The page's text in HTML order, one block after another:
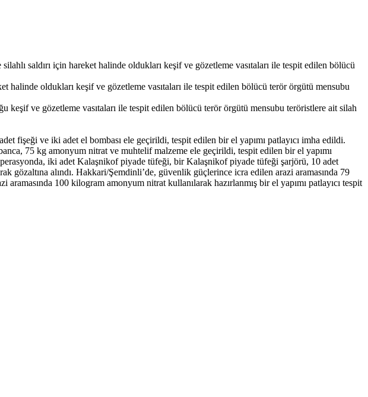
saldırı için hareket halinde oldukları keşif ve gözetleme vasıtaları ile tespit edilen bölücü
halinde oldukları keşif ve gözetleme vasıtaları ile tespit edilen bölücü terör örgütü mensubu
keşif ve gözetleme vasıtaları ile tespit edilen bölücü terör örgütü mensubu teröristlere ait silah
fişeği ve iki adet el bombası ele geçirildi, tespit edilen bir el yapımı patlayıcı imha edildi.
75 kg amonyum nitrat ve muhtelif malzeme ele geçirildi, tespit edilen bir el yapımı
iki adet Kalaşnikof piyade tüfeği, bir Kalaşnikof piyade tüfeği şarjörü, 10 adet
alındı. Hakkari/Şemdinli’de, güvenlik güçlerince icra edilen arazi aramasında 79
100 kilogram amonyum nitrat kullanılarak hazırlanmış bir el yapımı patlayıcı tespit